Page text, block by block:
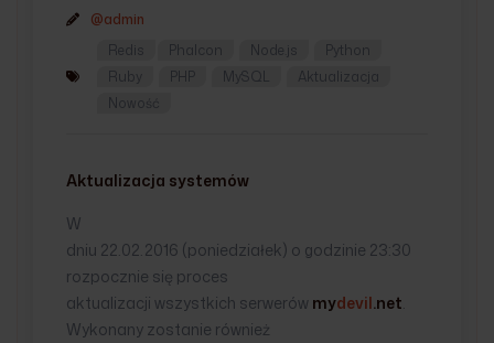
@admin
Redis
Phalcon Node.js
Python
Ruby
PHP MySQL
Aktualizacja
Nowość
Aktualizacja systemów
W
dniu 22.02.2016 (poniedziałek) o godzinie 23:30
rozpocznie się proces
aktualizacji wszystkich serwerów mydevil .net
Wykonany zostanie również